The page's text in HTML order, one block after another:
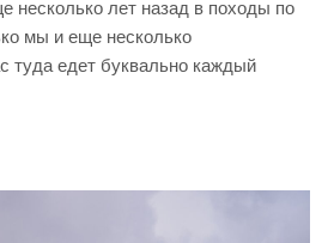
несколько лет назад в походы по
мы и еще несколько
туда едет буквально каждый